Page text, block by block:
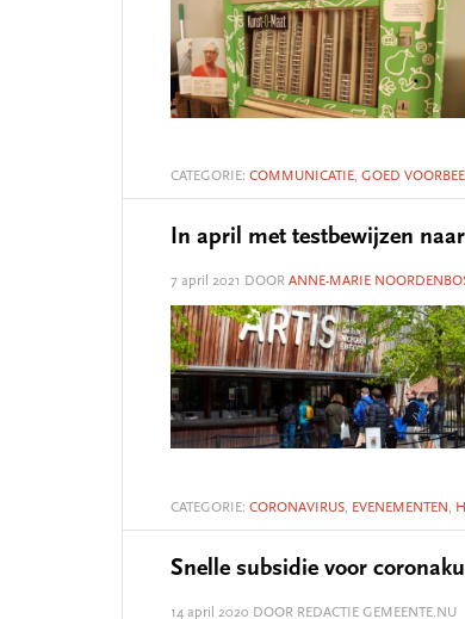
CATEGORIE: COMMUNICATIE, GOED
In april met testbewijzen
7 april 2021 DOOR ANNE-MARIE
CATEGORIE: CORONAVIRUS, EVENEMENTEN ,
Snelle subsidie voor
14 april 2020 DOOR REDACTIE GEMEENTE.NU